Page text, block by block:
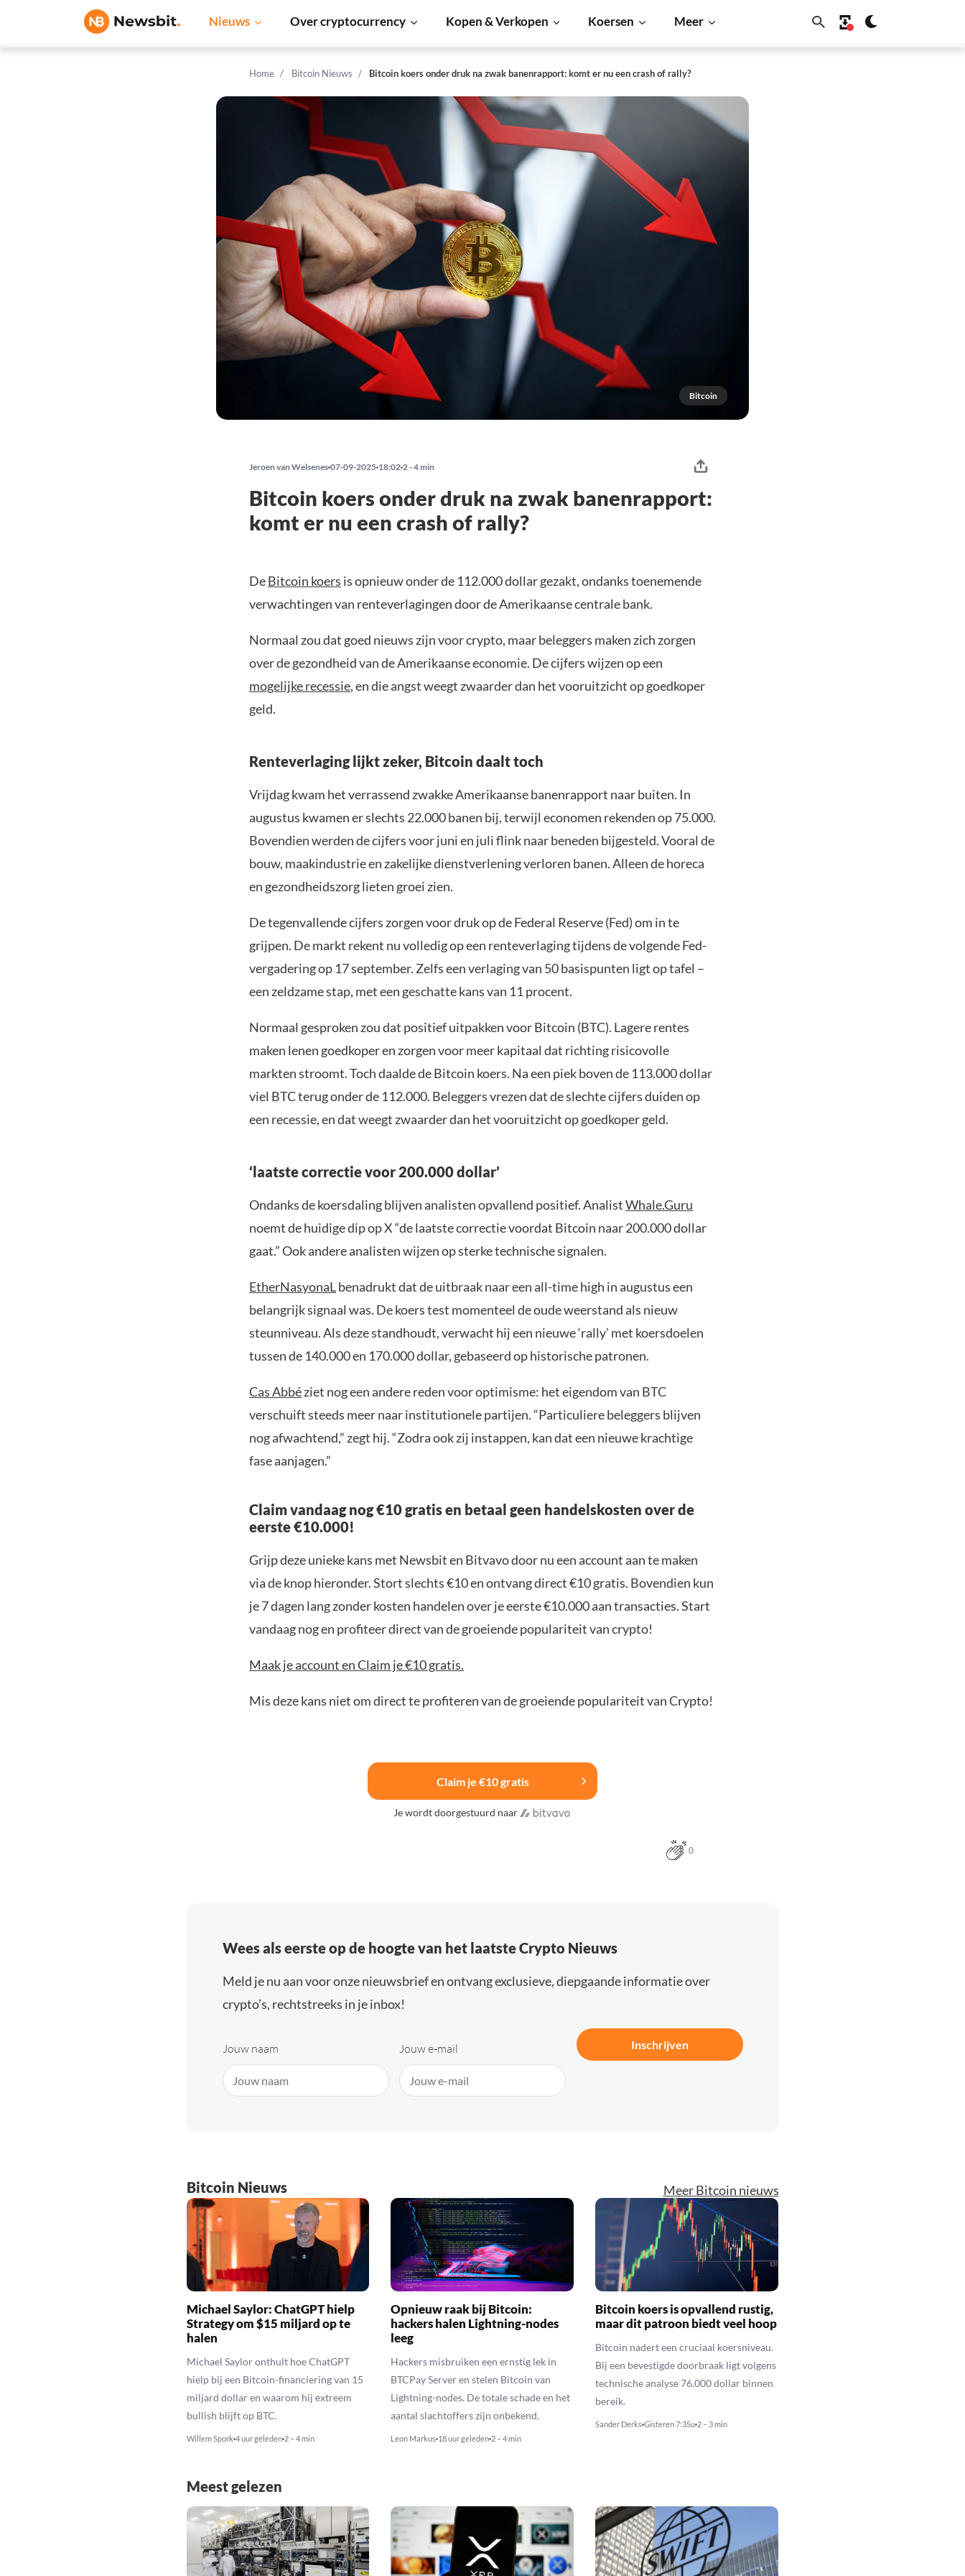
Nieuws Over cryptocurrency Kopen & Verkopen Koersen Meer
Home Bitcoin Nieuws Bitcoin koers onder druk na zwak banenrapport: komt er nu een crash of rally?
Bitcoin
Jeroen van Welsenes 07-09-2025 18:02 2 - 4 min
Bitcoin koers onder druk na zwak banenrapport:
komt er nu een crash of rally?
DeBitcoin koers is opnieuw onder de 112.000 dollar gezakt, ondanks toenemende
verwachtingen van renteverlagingen door de Amerikaanse centrale bank.
Normaal zou dat goed nieuws zijn voor crypto, maar beleggers maken zich zorgen
over de gezondheid van de Amerikaanse economie. De cijfers wijzen op een
mogelijke recessie, en die angst weegt zwaarder dan het vooruitzicht op goedkoper
geld.
Renteverlaging lijkt zeker, Bitcoin daalt toch
Vrijdag kwam het verrassend zwakke Amerikaanse banenrapport naar buiten. In
augustus kwamen er slechts 22.000 banen bij, terwijl economen rekenden op 75.000.
Bovendien werden de cijfers voor juni en juli flink naar beneden bijgesteld. Vooral de
bouw, maakindustrie en zakelijke dienstverlening verloren banen. Alleen de horeca
en gezondheidszorg lieten groei zien.
De tegenvallende cijfers zorgen voor druk op de Federal Reserve (Fed) om in te
grijpen. De markt rekent nu volledig op een renteverlaging tijdens de volgende Fed-
vergadering op 17 september. Zelfs een verlaging van 50 basispunten ligt op tafel –
een zeldzame stap, met een geschatte kans van 11 procent.
Normaal gesproken zou dat positief uitpakken voor Bitcoin (BTC). Lagere rentes
maken lenen goedkoper en zorgen voor meer kapitaal dat richting risicovolle
markten stroomt. Toch daalde de Bitcoin koers. Na een piek boven de 113.000 dollar
viel BTC terug onder de 112.000. Beleggers vrezen dat de slechte cijfers duiden op
een recessie, en dat weegt zwaarder dan het vooruitzicht op goedkoper geld.
‘laatste correctie voor 200.000 dollar’
Ondanks de koersdaling blijven analisten opvallend positief. AnalistWhale.Guru
noemt de huidige dip op X “de laatste correctie voordat Bitcoin naar 200.000 dollar
gaat.” Ook andere analisten wijzen op sterke technische signalen.
EtherNasyonaLbenadrukt dat de uitbraak naar een all-time high in augustus een
belangrijk signaal was. De koers test momenteel de oude weerstand als nieuw
steunniveau. Als deze standhoudt, verwacht hij een nieuwe ‘rally’ met koersdoelen
tussen de 140.000 en 170.000 dollar, gebaseerd op historische patronen.
Cas Abbéziet nog een andere reden voor optimisme: het eigendom van BTC
verschuift steeds meer naar institutionele partijen. “Particuliere beleggers blijven
nog afwachtend,” zegt hij. “Zodra ook zij instappen, kan dat een nieuwe krachtige
fase aanjagen.”
Claim vandaag nog €10 gratis en betaal geen handelskosten over de
eerste €10.000!
Grijp deze unieke kans met Newsbit en Bitvavo door nu een account aan te maken
via de knop hieronder. Stort slechts €10 en ontvang direct €10 gratis. Bovendien kun
je 7 dagen lang zonder kosten handelen over je eerste €10.000 aan transacties. Start
vandaag nog en profiteer direct van de groeiende populariteit van crypto!
Maak je account en Claim je €10 gratis.
Mis deze kans niet om direct te profiteren van de groeiende populariteit van Crypto!
Claim je €10 gratis
Je wordt doorgestuurd naar
0
Wees als eerste op de hoogte van het laatste Crypto Nieuws
Meld je nu aan voor onze nieuwsbrief en ontvang exclusieve, diepgaande informatie over
crypto’s, rechtstreeks in je inbox!
Jouw naam Jouw e-mail Inschrijven
Bitcoin Nieuws Meer Bitcoin nieuws
Michael Saylor: ChatGPT hielp
Strategy om $15 miljard op te
halen
Michael Saylor onthult hoe ChatGPT
hielp bij een Bitcoin-financiering van 15
miljard dollar en waarom hij extreem
bullish blijft op BTC.
Willem Spork 4 uur geleden 2 – 4 min
Opnieuw raak bij Bitcoin:
hackers halen Lightning-nodes
leeg
Hackers misbruiken een ernstig lek in
BTCPay Server en stelen Bitcoin van
Lightning-nodes. De totale schade en het
aantal slachtoffers zijn onbekend.
Leon Markus 18 uur geleden 2 – 4 min
Bitcoin koers is opvallend rustig,
maar dit patroon biedt veel hoop
Bitcoin nadert een cruciaal koersniveau.
Bij een bevestigde doorbraak ligt volgens
technische analyse 76.000 dollar binnen
bereik.
Sander Derks Gisteren 7:35u 2 – 3 min
Meest gelezen